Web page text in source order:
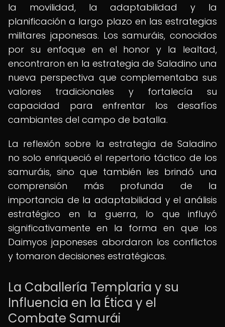
la movilidad, la adaptabilidad y la
planificación a largo plazo en las estrategias
militares japonesas. Los samuráis, conocidos
por su enfoque en el honor y la lealtad,
encontraron en la estrategia de Saladino una
nueva perspectiva que complementaba sus
valores tradicionales y fortalecía su
capacidad para enfrentar los desafíos
cambiantes del campo de batalla.
La reflexión sobre la estrategia de Saladino
no solo enriqueció el repertorio táctico de los
samuráis, sino que también les brindó una
comprensión más profunda de la
importancia de la adaptabilidad y el análisis
estratégico en la guerra, lo que influyó
significativamente en la forma en que los
Daimyos japoneses abordaron los conflictos
y tomaron decisiones estratégicas.
La Caballería Templaria y su
Influencia en la Ética y el
Combate Samurái